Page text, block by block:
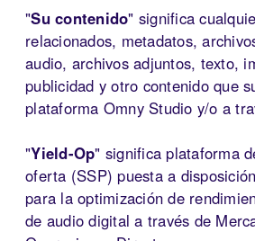
"Su contenido" significa
relacionados, metadatos,
audio, archivos adjuntos, texto,
publicidad y otro contenido que
plataforma Omny Studio y/o a
"Yield-Op" significa plataforma
oferta (SSP) puesta a
para la optimización de
de audio digital a través de